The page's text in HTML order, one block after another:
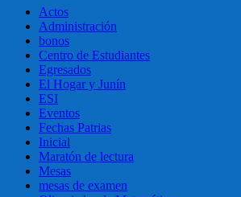
Actos
Administración
bonos
Centro de Estudiantes
Egresados
El Hogar y Junín
ESI
Eventos
Fechas Patrias
Inicial
Maratón de lectura
Mesas
mesas de examen